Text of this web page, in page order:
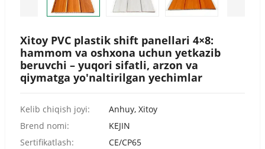
Xitoy PVC plastik shift panellari 4×8:
hammom va oshxona uchun yetkazib
beruvchi – yuqori sifatli, arzon va
qiymatga yo'naltirilgan yechimlar
Kelib chiqish joyi:
Anhuy, Xitoy
Brend nomi:
KEJIN
Sertifikatlash:
CE/CP65
Myanmar